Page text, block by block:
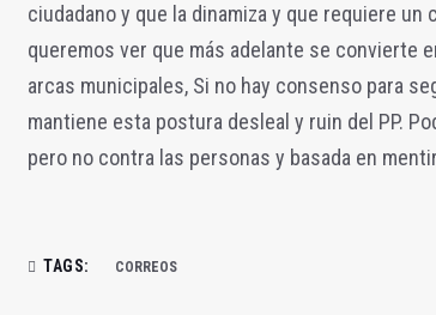
ciudadano y que la dinamiza y que requiere
queremos ver que más adelante se convierte
arcas municipales, Si no hay consenso para
mantiene esta postura desleal y ruin del PP.
pero no contra las personas y basada en
TAGS: CORREOS